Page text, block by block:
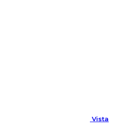
Vista